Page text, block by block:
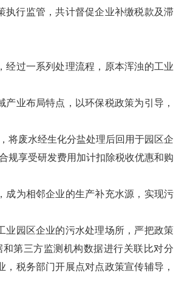
执行监管，共计督促企业补缴税款及滞
经过一系列处理流程，原本浑浊的工业
业布局特点，以环保税政策为引导，
将废水经生化分盐处理后回用于园区企
规享受研发费用加计扣除税收优惠和购
成为相邻企业的生产补充水源，实现污
业园区企业的污水处理场所，严把政策
第三方监测机构数据进行关联比对分
税务部门开展点对点政策宣传辅导，